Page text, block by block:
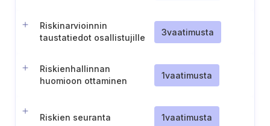
määrittäminen
Riskinarvioinnin
taustatiedot osallistujille
3vaatimusta
Riskienhallinnan
huomioon ottaminen
1vaatimusta
Riskien seuranta 1vaatimusta